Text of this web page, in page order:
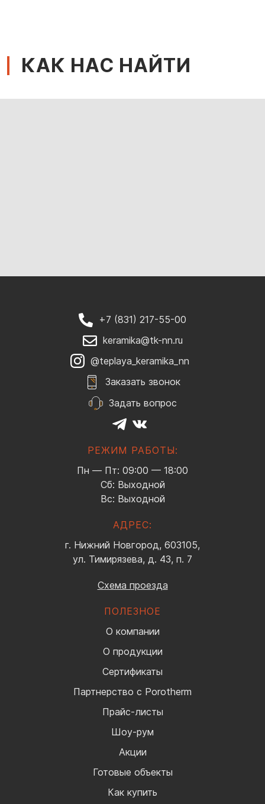
КАК НАС НАЙТИ
+7 (831) 217-55-00
keramika@tk-nn.ru
@teplaya_keramika_nn
Заказать звонок
Задать вопрос
РЕЖИМ РАБОТЫ:
Пн — Пт: 09:00 — 18:00
Сб: Выходной
Вс: Выходной
АДРЕС:
г. Нижний Новгород, 603105,
ул. Тимирязева, д. 43, п. 7
Схема проезда
ПОЛЕЗНОЕ
О компании
О продукции
Сертификаты
Партнерство с Porotherm
Прайс-листы
Шоу-рум
Акции
Готовые объекты
Как купить